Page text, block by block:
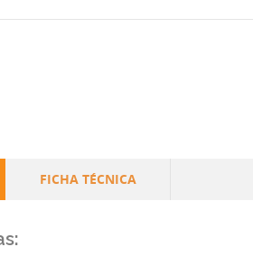
FICHA TÉCNICA